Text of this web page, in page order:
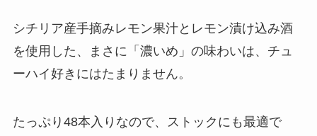
シチリア産手摘みレモン果汁とレモン漬け込み酒
を使用した、まさに「濃いめ」の味わいは、チュ
ーハイ好きにはたまりません。
たっぷり48本入りなので、ストックにも最適で